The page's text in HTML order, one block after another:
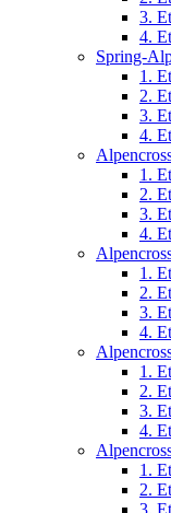
3.
4.
Spring-
1.
2.
3.
4.
1.
2.
3.
4.
1.
2.
3.
4.
1.
2.
3.
4.
1.
2.
3.